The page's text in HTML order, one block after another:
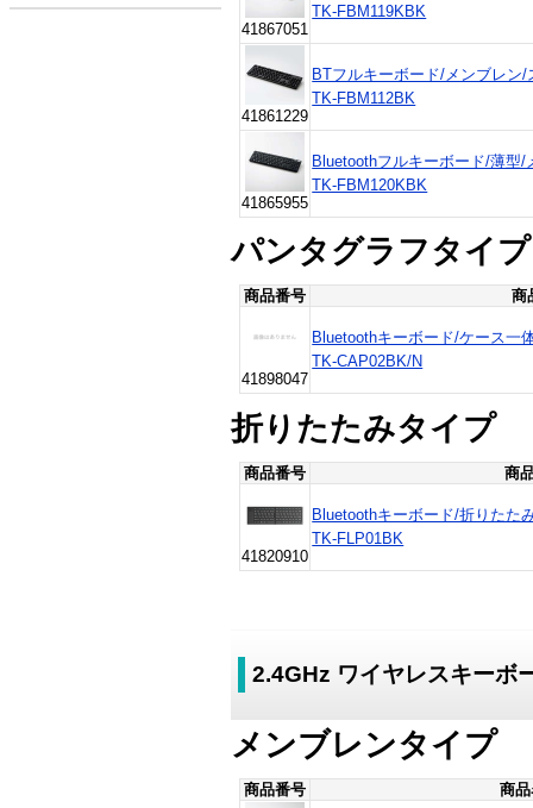
41867051
TK-FBM119KBK
41861229
BTフルキーボード/メンブレン
TK-FBM112BK
41865955
Bluetoothフルキーボード/薄型
TK-FBM120KBK
パンタグラフタイプ
商品番号 商
41898047
Bluetoothキーボード/ケース一
TK-CAP02BK/N
折りたたみタイプ
商品番号 商
41820910
Bluetoothキーボード/折りたた
TK-FLP01BK
2.4GHz ワイヤレスキーボ
メンブレンタイプ
商品番号 商